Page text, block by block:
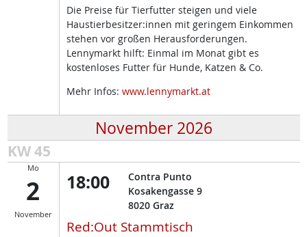
Die Preise für Tierfutter steigen und viele
Haustierbesitzer:innen mit geringem Einkommen
stehen vor großen Herausforderungen.
Lennymarkt hilft: Einmal im Monat gibt es
kostenloses Futter für Hunde, Katzen & Co.
Mehr Infos: www.lennymarkt.at
November 2026
KW 45
Mo
2
November
18:00
Contra Punto
Kosakengasse 9
8020 Graz
Red:Out Stammtisch